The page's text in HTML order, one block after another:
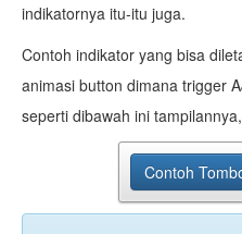
indikatornya itu-itu juga.
Contoh indikator yang bisa
animasi button dimana trigger
seperti dibawah ini
Contoh